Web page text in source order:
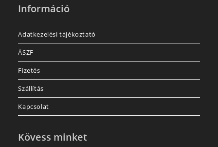
Információ
Adatkezelési tájékoztató
ÁSZF
Fizetés
Szállítás
Kapcsolat
Kövess minket